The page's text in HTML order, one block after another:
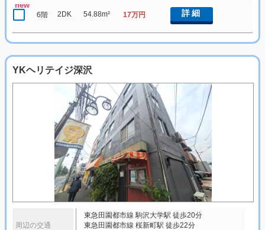
new
6階 2DK 54.88m² 17万円 詳細
YKヘリテイジ深沢
周辺の交通
東急田園都市線 駒沢大学駅 徒歩20分
東急田園都市線 桜新町駅 徒歩22分